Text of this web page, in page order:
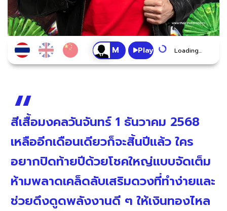
Play Loading...
สีเสื้อมงคลวันจันทร์ 1 ธันวาคม 2568
เหลืออีกเดือนเดียวก็จะสิ้นปีแล้ว ใคร
อยากปิดท้ายปีด้วยโชคใหญ่แบบจัดเต็ม
ห้ามพลาดเคล็ดลับเสริมดวงที่ทำง่ายและ
ช่วยดึงดูดพลังงานดี ๆ ให้เงินทองไหล